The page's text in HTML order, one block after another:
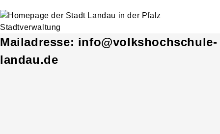
Mailadresse: info@volkshochschule-
landau.de